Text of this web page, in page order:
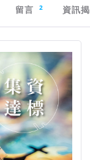
留言 2 資訊